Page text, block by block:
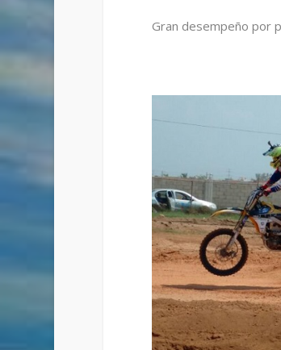
Gran desempeño por